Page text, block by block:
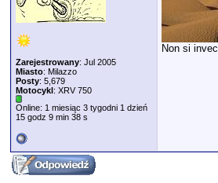
Zarejestrowany: Jul 2005
Miasto: Milazzo
Posty: 5,679
Motocykl: XRV 750
Online: 1 miesiąc 3 tygodni 1 dzień
15 godz 9 min 38 s
Non si